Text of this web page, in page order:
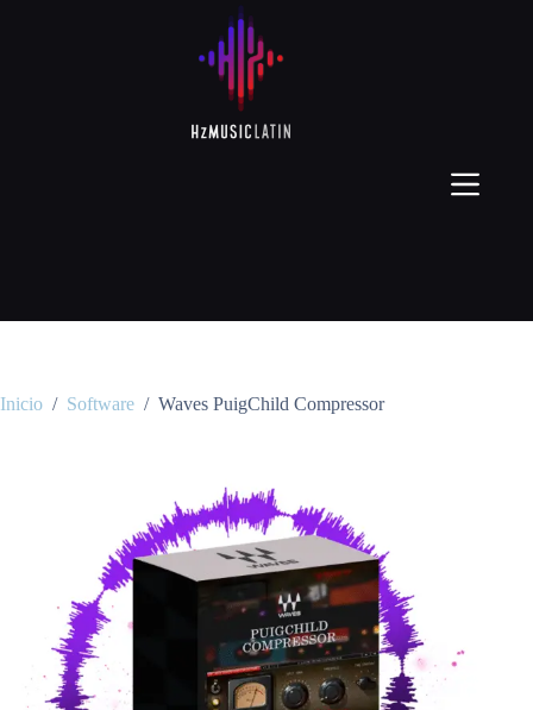
Inicio / Software / Waves PuigChild Compressor